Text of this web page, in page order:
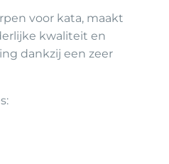
voor kata, maakt
kwaliteit en
dankzij een zeer